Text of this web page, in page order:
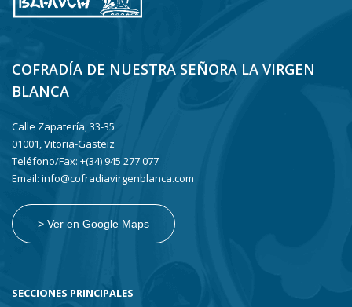
COFRADÍA DE NUESTRA SEÑORA LA VIRGEN
BLANCA
Calle Zapatería, 33-35
01001, Vitoria-Gasteiz
Teléfono/Fax: +(34) 945 277 077
Email: info@cofradiavirgenblanca.com
> Ver en Google Maps
SECCIONES PRINCIPALES